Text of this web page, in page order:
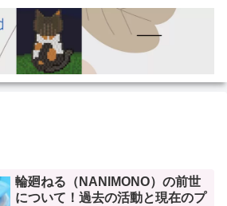
輪廻ねる（NANIMONO）の前世
について！過去の活動と現在のプ